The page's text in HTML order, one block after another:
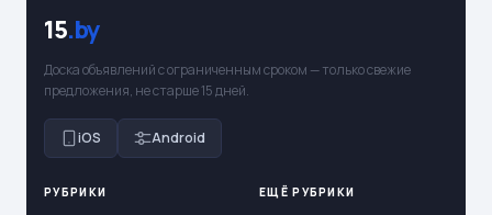
15.by
Доска объявлений с ограниченным сроком — только свежие
предложения, не старше 15 дней.
iOS Android
РУБРИКИ ЕЩЁ РУБРИКИ